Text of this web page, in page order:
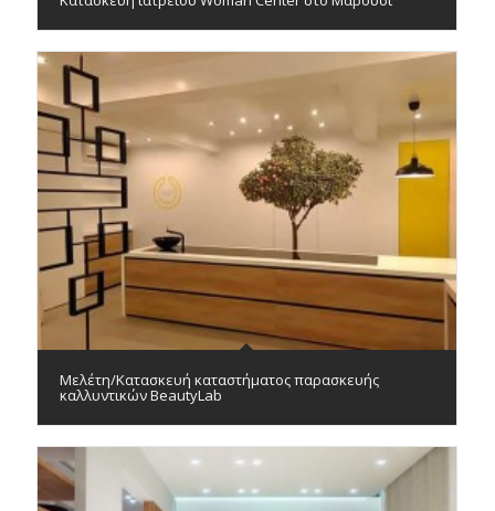
Μελέτη/Κατασκευή καταστήματος παρασκευής
καλλυντικών BeautyLab